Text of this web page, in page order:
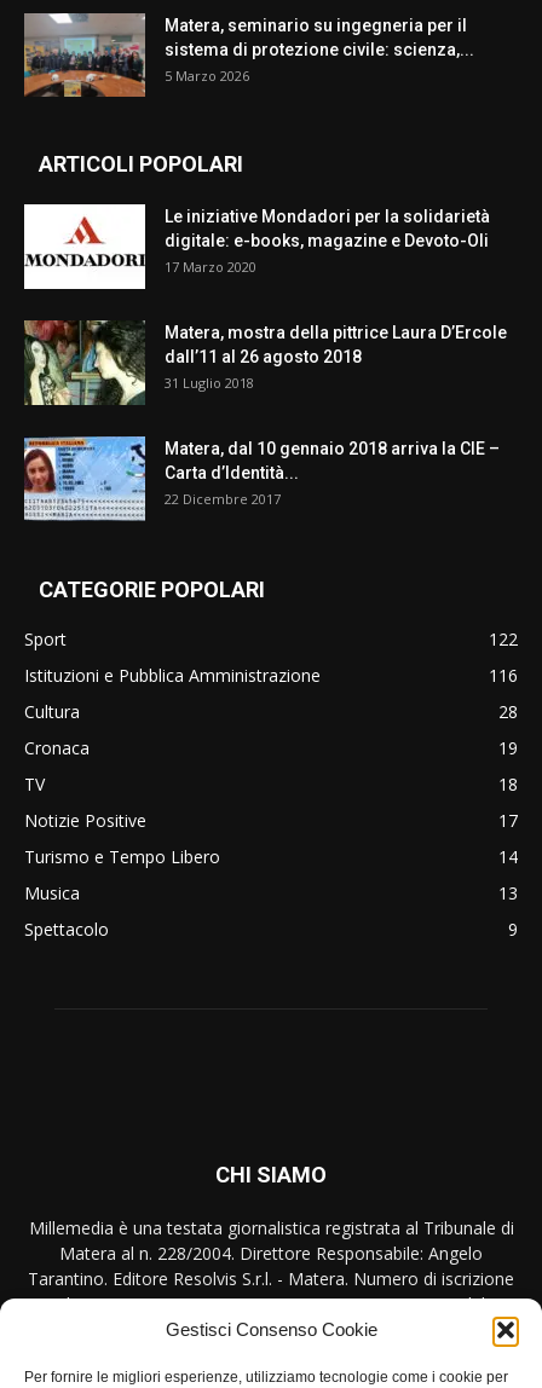
Gestisci Consenso Cookie
Per fornire le migliori esperienze, utilizziamo tecnologie come i cookie per
Matera, seminario su ingegneria per il
sistema di protezione civile: scienza,...
5 Marzo 2026
ARTICOLI POPOLARI
Le iniziative Mondadori per la solidarietà
digitale: e-books, magazine e Devoto-Oli
17 Marzo 2020
Matera, mostra della pittrice Laura D’Ercole
dall’11 al 26 agosto 2018
31 Luglio 2018
Matera, dal 10 gennaio 2018 arriva la CIE –
Carta d’Identità...
22 Dicembre 2017
CATEGORIE POPOLARI
Sport
122
Istituzioni e Pubblica Amministrazione
116
Cultura
28
Cronaca
19
TV
18
Notizie Positive
17
Turismo e Tempo Libero
14
Musica
13
Spettacolo
9
CHI SIAMO
Millemedia è una testata giornalistica registrata al Tribunale di
Matera al n. 228/2004. Direttore Responsabile: Angelo
Tarantino. Editore Resolvis S.r.l. - Matera. Numero di iscrizione
al ROC Registro Operatori Comunicazione n. 17440 del
31/10/2007
Contattaci:redazione@millemedia.it